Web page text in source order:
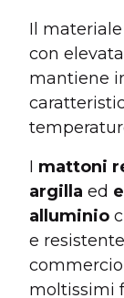
Il
con
mantiene
I mattoni
argilla ed
alluminio
e
moltissimi